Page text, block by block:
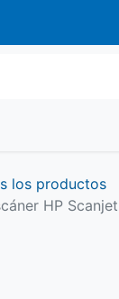
los productos
HP